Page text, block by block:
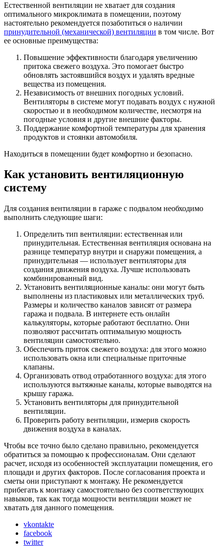
Естественной вентиляции не хватает для создания
оптимального микроклимата в помещении, поэтому
настоятельно рекомендуется позаботиться о наличии
принудительной (механической) вентиляции в том числе. Вот
ее основные преимущества:
Повышение эффективности благодаря увеличению
притока свежего воздуха. Это помогает быстро
обновлять застоявшийся воздух и удалять вредные
вещества из помещения.
Независимость от внешних погодных условий.
Вентиляторы в системе могут подавать воздух с нужной
скоростью и в необходимом количестве, несмотря на
погодные условия и другие внешние факторы.
Поддержание комфортной температуры для хранения
продуктов и стоянки автомобиля.
Находиться в помещении будет комфортно и безопасно.
Как установить вентиляционную
систему
Для создания вентиляции в гараже с подвалом необходимо
выполнить следующие шаги:
Определить тип вентиляции: естественная или
принудительная. Естественная вентиляция основана на
разнице температур внутри и снаружи помещения, а
принудительная — использует вентиляторы для
создания движения воздуха. Лучше использовать
комбинированный вид.
Установить вентиляционные каналы: они могут быть
выполнены из пластиковых или металлических труб.
Размеры и количество каналов зависят от размера
гаража и подвала. В интернете есть онлайн
калькуляторы, которые работают бесплатно. Они
позволяют рассчитать оптимальную мощность
вентиляции самостоятельно.
Обеспечить приток свежего воздуха: для этого можно
использовать окна или специальные приточные
клапаны.
Организовать отвод отработанного воздуха: для этого
используются вытяжные каналы, которые выводятся на
крышу гаража.
Установить вентиляторы для принудительной
вентиляции.
Проверить работу вентиляции, измерив скорость
движения воздуха в каналах.
Чтобы все точно было сделано правильно, рекомендуется
обратиться за помощью к профессионалам. Они сделают
расчет, исходя из особенностей эксплуатации помещения, его
площади и других факторов. После согласования проекта и
сметы они приступают к монтажу. Не рекомендуется
прибегать к монтажу самостоятельно без соответствующих
навыков, так как тогда мощности вентиляции может не
хватать для данного помещения.
vkontakte
facebook
twitter